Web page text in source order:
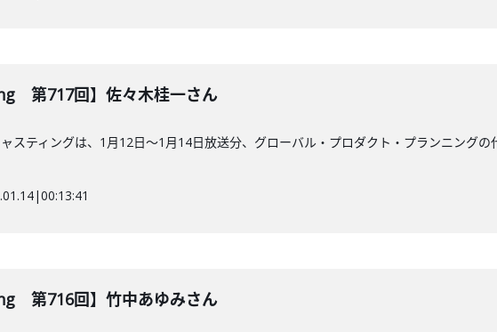
第717回】佐々木桂一さん
スティングは、1月12日〜1月14日放送分、グローバル・プロダクト・プランニングの
|00:13:41
第716回】竹中あゆみさん